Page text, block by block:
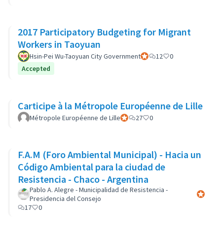
2017 Participatory Budgeting for Migrant
Workers in Taoyuan
Hsin-Pei Wu-Taoyuan City GovernmentOfficial participant
12
0
Accepted
Carticipe à la Métropole Européenne de Lille
Métropole Européenne de LilleOfficial participant
27 0
F.A.M (Foro Ambiental Municipal) - Hacia un
Código Ambiental para la ciudad de
Resistencia - Chaco - Argentina
Pablo A. Alegre - Municipalidad de Resistencia -
Presidencia del Consejo
Official
17
0